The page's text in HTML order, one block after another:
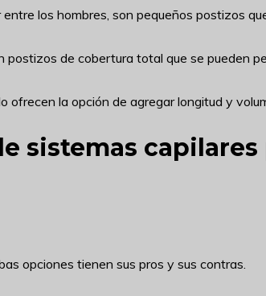
entre los hombres, son pequeños postizos
postizos de cobertura total que se pueden
ofrecen la opción de agregar longitud y
sistemas capilares
opciones tienen sus pros y sus contras.